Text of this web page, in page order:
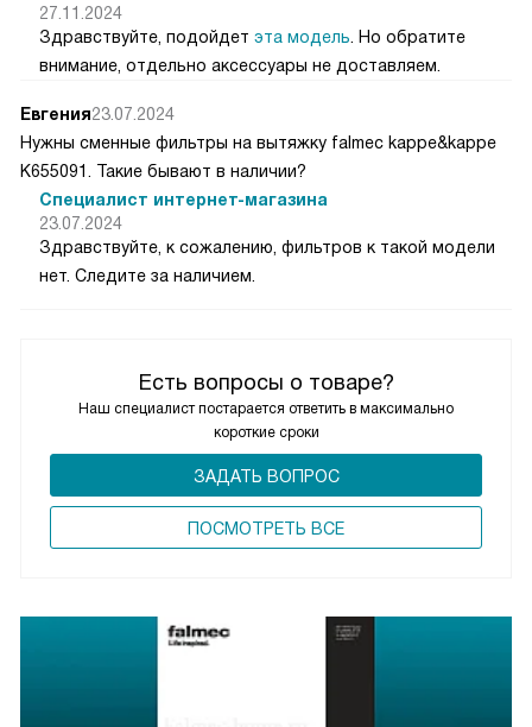
Есть вопросы о товаре?
Наш специалист постарается ответить в максимально
короткие сроки
ЗАДАТЬ ВОПРОС
ПОCМОТРЕТЬ ВСЕ
27.11.2024
Здравствуйте, подойдет эта модель . Но обратите
внимание, отдельно аксессуары не доставляем.
Евгения23.07.2024
Нужны сменные фильтры на вытяжку falmec kappe&kappe
K655091. Такие бывают в наличии?
Специалист интернет-магазина
23.07.2024
Здравствуйте, к сожалению, фильтров к такой модели
нет. Следите за наличием.